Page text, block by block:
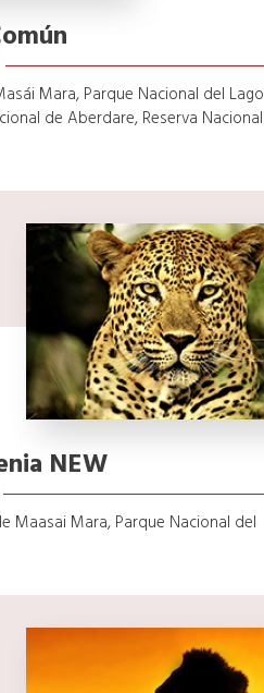
Mara, Parque Nacional del Lago
de Aberdare, Reserva Nacional
NEW
Maasai Mara, Parque Nacional del